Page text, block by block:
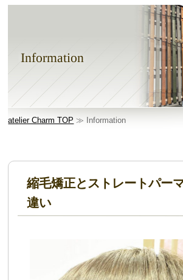
Information
atelier Charm TOP ≫ Information
縮毛矯正とストレートパー
違い